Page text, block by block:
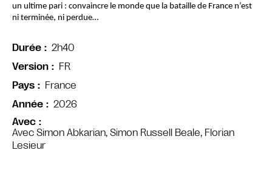
Avec
Avec Simon Abkarian, Simon Russell Beale, Florian
Lesieur
un ultime pari : convaincre le monde que la bataille de France n’est
ni terminée, ni perdue…
Durée
2h40
Version
FR
Pays
France
Année
2026